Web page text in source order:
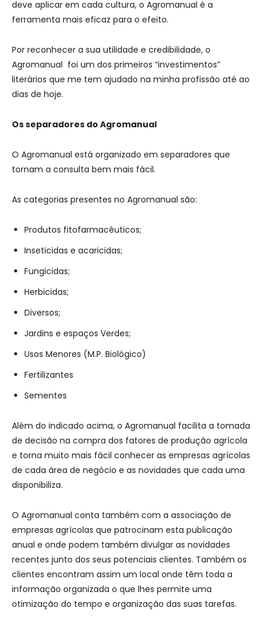
deve aplicar em cada cultura, o Agromanual é a
ferramenta mais eficaz para o efeito.
Por reconhecer a sua utilidade e credibilidade, o
Agromanual foi um dos primeiros “investimentos”
literários que me tem ajudado na minha profissão até ao
dias de hoje.
Os separadores do Agromanual
O Agromanual está organizado em separadores que
tornam a consulta bem mais fácil.
As categorias presentes no Agromanual são:
Produtos fitofarmacêuticos;
Inseticidas e acaricidas;
Fungicidas;
Herbicidas;
Diversos;
Jardins e espaços Verdes;
Usos Menores (M.P. Biológico)
Fertilizantes
Sementes
Além do indicado acima, o Agromanual facilita a tomada
de decisão na compra dos fatores de produção agrícola
e torna muito mais fácil conhecer as empresas agrícolas
de cada área de negócio e as novidades que cada uma
disponibiliza.
O Agromanual conta também com a associação de
empresas agrícolas que patrocinam esta publicação
anual e onde podem também divulgar as novidades
recentes junto dos seus potenciais clientes. Também os
clientes encontram assim um local onde têm toda a
informação organizada o que lhes permite uma
otimização do tempo e organização das suas tarefas.